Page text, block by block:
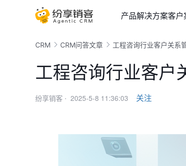
产品解决方案客户
CRM CRM问答文章 工程咨询行业客户关系
工程咨询行业客户
纷享销客 · 2025-5-8 11:36:03 关注